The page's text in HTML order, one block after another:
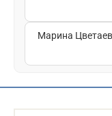
Марина